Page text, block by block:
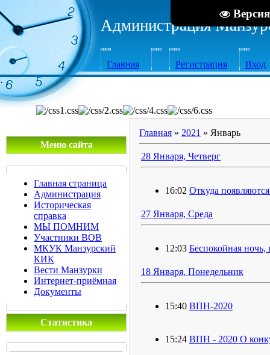
Администрация
Главная Регистрация
Вход
·
Меню сайта
Главная страница
Администрация
Историческая
справка
МЫ ПОМНИМ
Участники ВОВ
МКУК Манзурский
КИК
Вести Манзурки
Интернет-приёмная
Документы
Статистика
Главная » 2021 » Январь
28 Января, Четверг
16:02 Откуда
27 Января, Среда
12:03 Беспокойная
18 Января, Понедельник
15:40 ВПН-2020
15:24 ВПН - 2020 О